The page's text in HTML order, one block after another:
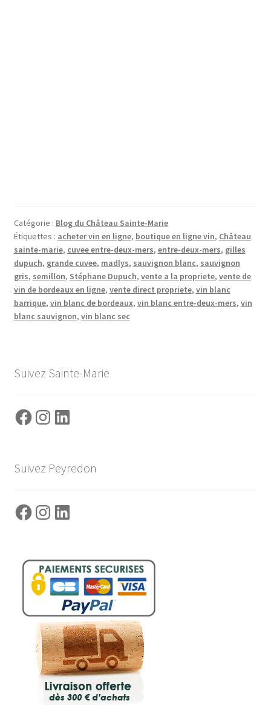
Catégorie : Blog du Château Sainte-Marie
Étiquettes : acheter vin en ligne, boutique en ligne vin, Château
sainte-marie, cuvee entre-deux-mers, entre-deux-mers, gilles
dupuch, grande cuvee, madlys, sauvignon blanc, sauvignon
gris, semillon, Stéphane Dupuch, vente a la propriete, vente de
vin de bordeaux en ligne, vente direct propriete, vin blanc
barrique, vin blanc de bordeaux, vin blanc entre-deux-mers, vin
blanc sauvignon, vin blanc sec
Suivez Sainte-Marie
FacebookInstagram
LinkedIn
Suivez Peyredon
FacebookInstagram
LinkedIn